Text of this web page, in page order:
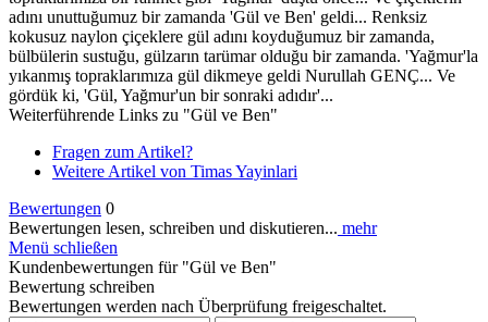
adını unuttuğumuz bir zamanda 'Gül ve Ben' geldi... Renksiz
kokusuz naylon çiçeklere gül adını koyduğumuz bir zamanda,
bülbülerin sustuğu, gülzarın tarümar olduğu bir zamanda. 'Yağmur'la
yıkanmış topraklarımıza gül dikmeye geldi Nurullah GENÇ... Ve
gördük ki, 'Gül, Yağmur'un bir sonraki adıdır'...
Weiterführende Links zu "Gül ve Ben"
Fragen zum Artikel?
Weitere Artikel von Timas Yayinlari
Bewertungen 0
Bewertungen lesen, schreiben und diskutieren... mehr
Menü schließen
Kundenbewertungen für "Gül ve Ben"
Bewertung schreiben
Bewertungen werden nach Überprüfung freigeschaltet.